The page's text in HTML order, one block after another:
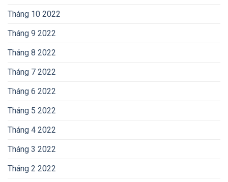
Tháng 10 2022
Tháng 9 2022
Tháng 8 2022
Tháng 7 2022
Tháng 6 2022
Tháng 5 2022
Tháng 4 2022
Tháng 3 2022
Tháng 2 2022